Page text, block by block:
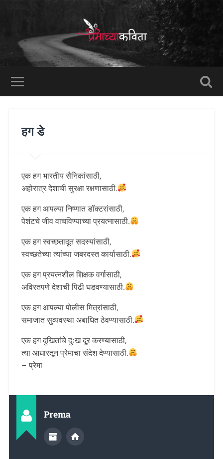
हग डे
एक हग भारतीय सैनिकांसाठी,
अहोरात्र देशाची सुरक्षा रक्षणासाठी.
एक हग आपल्या निष्णात डॉक्टरांसाठी,
पेशंटचे जीव वाचविण्याच्या प्रयत्नासाठी.
एक हग स्वच्छतादूत सदस्यांसाठी,
स्वच्छतेच्या त्यांच्या जबरदस्त कार्यासाठी.
एक हग प्रयत्नशील शिक्षक वर्गासाठी,
अविरतपणे देशाची पिढी घडवण्यासाठी.
एक हग आपल्या पोलीस मित्रांसाठी,
समाजात सुव्यवस्था अबाधित ठेवण्यासाठी.
एक हग दुखितांचे दुःख दूर करण्यासाठी,
त्या आधारतून प्रेमाचा संदेश देण्यासाठी.
– प्रेमा
Prema